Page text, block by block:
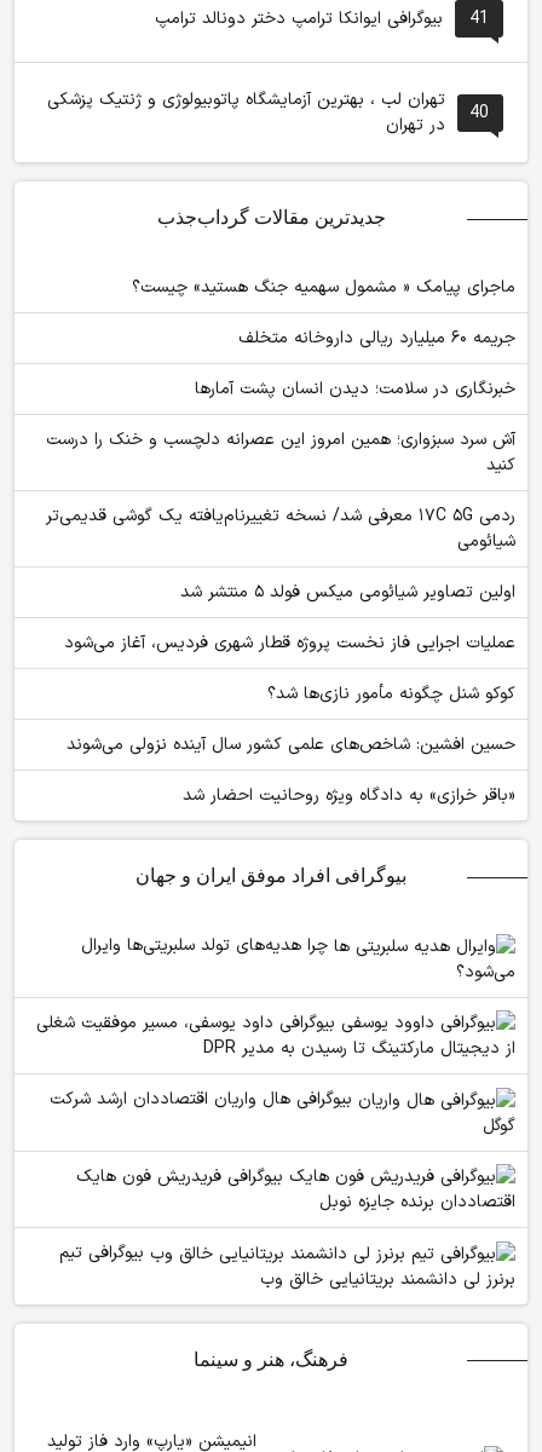
41 بیوگرافی ایوانکا ترامپ دختر دونالد ترامپ
40
تهران لب ، بهترین آزمایشگاه پاتوبیولوژی و ژنتیک پزشکی
در تهران
جدیدترین مقالات گرداب‌جذب
ماجرای پیامک « مشمول سهمیه جنگ هستید» چیست؟
جریمه ۶۰ میلیارد ریالی داروخانه متخلف
خبرنگاری در سلامت؛ دیدن انسان پشت آمارها
آش سرد سبزواری؛ همین امروز این عصرانه دلچسب و خنک را درست
کنید
ردمی ۱۷C ۵G معرفی شد/ نسخه تغییرنام‌یافته یک گوشی قدیمی‌تر
شیائومی
اولین تصاویر شیائومی میکس فولد ۵ منتشر شد
عملیات اجرایی فاز نخست پروژه قطار شهری فردیس، آغاز می‌شود
کوکو شنل چگونه مأمور نازی‌ها شد؟
حسین افشین: شاخص‌های علمی کشور سال آینده نزولی می‌شوند
«باقر خرازی» به دادگاه ویژه روحانیت احضار شد
بیوگرافی افراد موفق ایران و جهان
چرا هدیه‌های تولد سلبریتی‌ها وایرال
می‌شود؟
بیوگرافی داود یوسفی، مسیر موفقیت شغلی
از دیجیتال مارکتینگ تا رسیدن به مدیر DPR
بیوگرافی هال واریان اقتصاددان ارشد شرکت
گوگل
بیوگرافی فریدریش فون هایک
اقتصاددان برنده جایزه نوبل
بیوگرافی تیم
برنرز لی دانشمند بریتانیایی خالق وب
فرهنگ، هنر و سینما
انیمیشن «یارپ» وارد فاز تولید